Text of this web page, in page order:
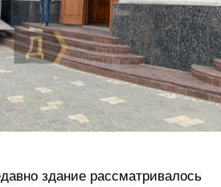
здание рассматривалось